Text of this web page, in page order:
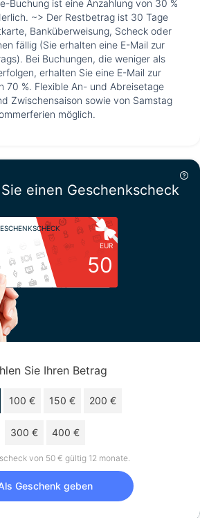
Buchung ist eine Anzahlung von 30 %
~> Der Restbetrag ist 30 Tage
Banküberweisung, Scheck oder
fällig (Sie erhalten eine E-Mail zur
Bei Buchungen, die weniger als
erhalten Sie eine E-Mail zur
70 %. Flexible An- und Abreisetage
Zwischensaison sowie von Samstag
möglich.
einen Geschenkscheck
EUR
50
Sie Ihren Betrag
100 € 150 € 200 €
300 € 400 €
von 50 € gültig 12 monate.
Geschenk geben